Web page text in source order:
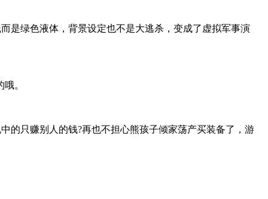
是绿色液体，背景设定也不是大逃杀，变成了虚拟军事演
。
的只赚别人的钱?再也不担心熊孩子倾家荡产买装备了，游